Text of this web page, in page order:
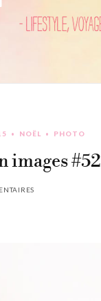
NOËL PHOTO
images #52